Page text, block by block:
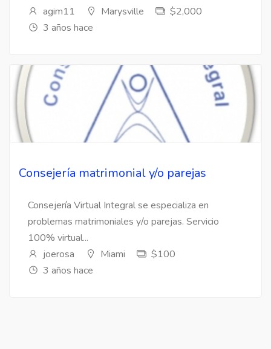
agim11
Marysville
$2,000
3 años hace
Consejería matrimonial y/o parejas
Consejería Virtual Integral se especializa en
problemas matrimoniales y/o parejas. Servicio
100% virtual...
joerosa
Miami
$100
3 años hace